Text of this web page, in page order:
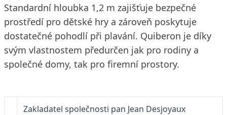
Standardní hloubka 1,2 m zajišťuje bezpečné
prostředí pro dětské hry a zároveň poskytuje
dostatečné pohodlí při plavání. Quiberon je díky
svým vlastnostem předurčen jak pro rodiny a
společné domy, tak pro firemní prostory.
Zakladatel společnosti pan Jean Desjoyaux